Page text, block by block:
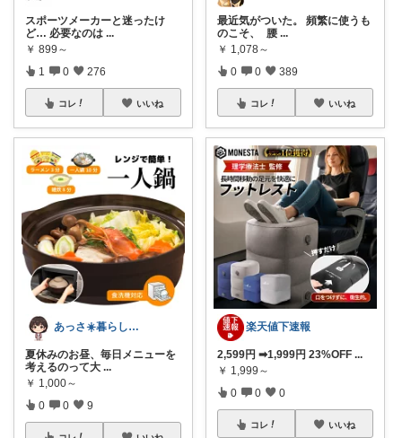
スポーツメーカーと迷ったけ
ど… 必要なのは ...
￥ 899～
1 0 276
コレ いいね
あっさ☀️暮らしをラクにする便利グッズ
夏休みのお昼、毎日メニューを
考えるのって大 ...
￥ 1,000～
0 0 9
最近気がついた。 頻繁に使うも
のこそ、 腰 ...
￥ 1,078～
0 0 389
コレ いいね
楽天値下速報
2,599円 ➡1,999円 23%OFF ...
￥ 1,999～
0 0 0
コレ いいね